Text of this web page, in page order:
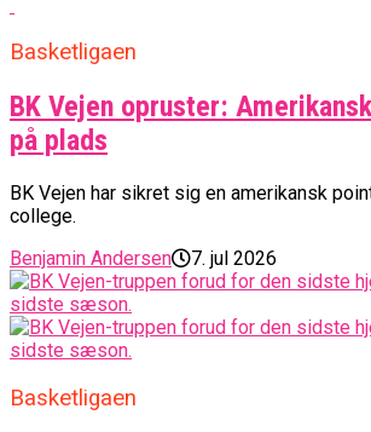
Basketligaen
BK Vejen opruster:
på plads
BK Vejen har sikret sig en amerikansk
college.
Benjamin Andersen
7. jul 2026
Basketligaen